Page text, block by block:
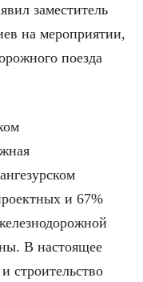
заместитель
на мероприятии,
поезда
и 67%
В настоящее
строительство